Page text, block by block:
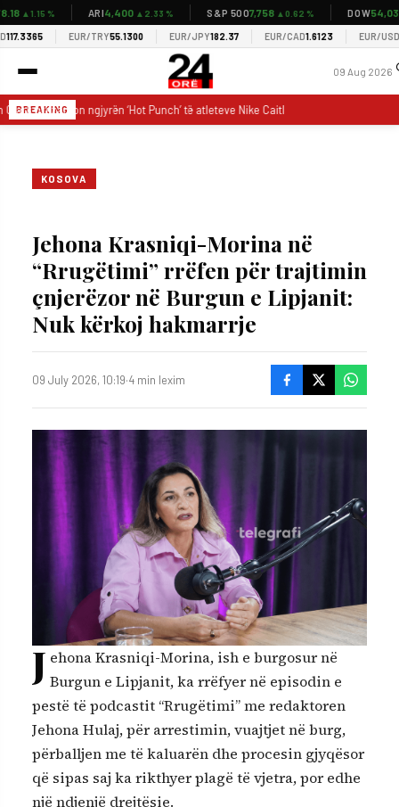
▲1.15 % 4,400▲2.33 % S&P 5007,758▲0.62 % DOW54,037
EUR/TRY55.1300 EUR/JPY182.37 EUR/CAD1.6123 EUR/USD
09 Aug 2026
BREAKING
prezanton ngjyrën ‘Hot Punch’ të atleteve Nike Caitlin 1 para ndeshjes me
KOSOVA
Jehona Krasniqi-Morina në
“Rrugëtimi” rrëfen për trajtimin
çnjerëzor në Burgun e Lipjanit:
Nuk kërkoj hakmarrje
09 July 2026, 10:19·4 min lexim
J ehona Krasniqi-Morina, ish e burgosur në
Burgun e Lipjanit, ka rrëfyer në episodin e
pestë të podcastit “Rrugëtimi” me redaktoren
Jehona Hulaj, për arrestimin, vuajtjet në burg,
përballjen me të kaluarën dhe procesin gjyqësor
që sipas saj ka rikthyer plagë të vjetra, por edhe
një ndjenjë drejtësie.